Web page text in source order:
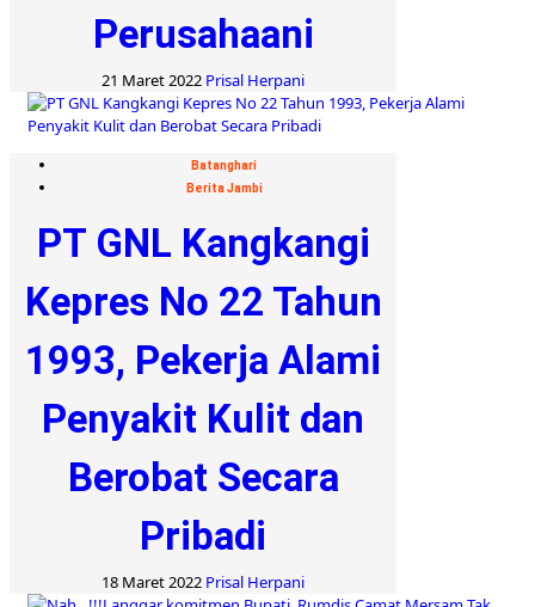
Perusahaani
21 Maret 2022 Prisal Herpani
Batanghari
Berita Jambi
PT GNL Kangkangi
Kepres No 22 Tahun
1993, Pekerja Alami
Penyakit Kulit dan
Berobat Secara
Pribadi
18 Maret 2022 Prisal Herpani